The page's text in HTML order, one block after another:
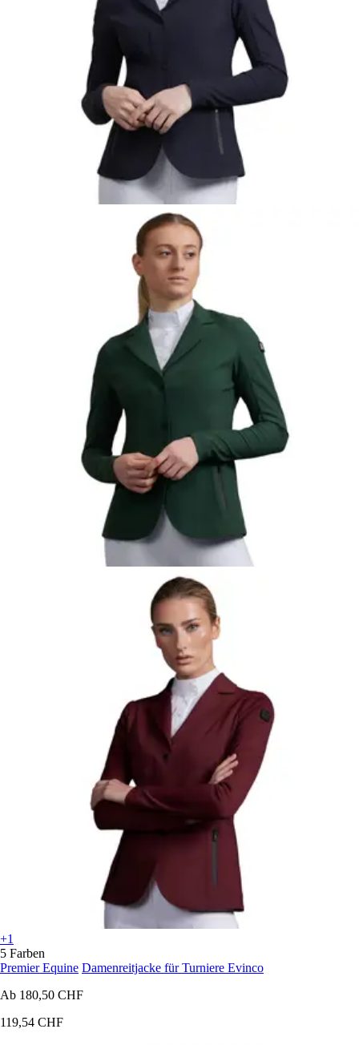
+1
5 Farben
Premier Equine Damenreitjacke für Turniere Evinco
Ab 180,50 CHF
119,54 CHF